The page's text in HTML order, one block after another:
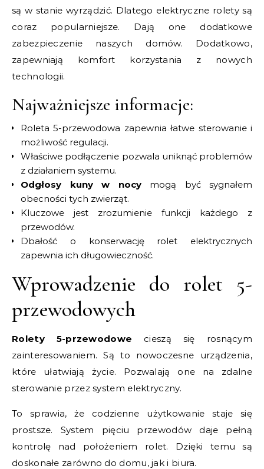
są w stanie wyrządzić. Dlatego elektryczne rolety są
coraz popularniejsze. Dają one dodatkowe
zabezpieczenie naszych domów. Dodatkowo,
zapewniają komfort korzystania z nowych
technologii.
Najważniejsze informacje:
Roleta 5-przewodowa zapewnia łatwe sterowanie i
możliwość regulacji.
Właściwe podłączenie pozwala uniknąć problemów
z działaniem systemu.
Odgłosy kuny w nocymogą być sygnałem
obecności tych zwierząt.
Kluczowe jest zrozumienie funkcji każdego z
przewodów.
Dbałość o konserwację rolet elektrycznych
zapewnia ich długowieczność.
Wprowadzenie do rolet 5-
przewodowych
Rolety 5-przewodowe cieszą się rosnącym
zainteresowaniem. Są to nowoczesne urządzenia,
które ułatwiają życie. Pozwalają one na zdalne
sterowanie przez system elektryczny.
To sprawia, że codzienne użytkowanie staje się
prostsze. System pięciu przewodów daje pełną
kontrolę nad położeniem rolet. Dzięki temu są
doskonałe zarówno do domu, jak i biura.